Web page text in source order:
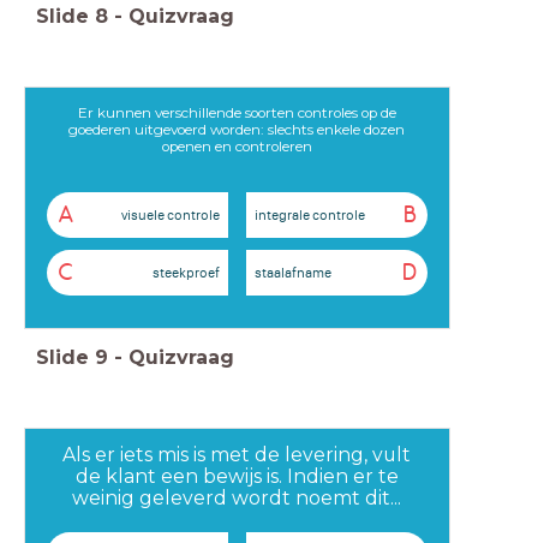
Slide 8 - Quizvraag
Er kunnen verschillende soorten controles op de
goederen uitgevoerd worden: slechts enkele dozen
openen en controleren
A visuele controle B
integrale controle
C steekproef D
staalafname
Slide 9 - Quizvraag
Als er iets mis is met de levering, vult
de klant een bewijs is. Indien er te
weinig geleverd wordt noemt dit...